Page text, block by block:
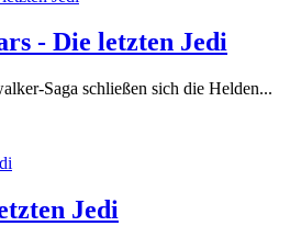
- Die letzten Jedi
Saga schließen sich die Helden...
Jedi